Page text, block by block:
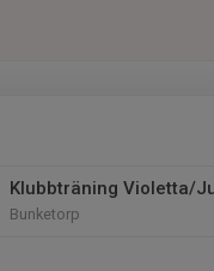
Klubbträning Violetta/
Bunketorp